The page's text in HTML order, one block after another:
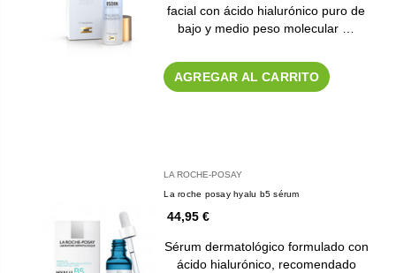
facial con ácido hialurónico puro de
bajo y medio peso molecular …
AGREGAR AL CARRITO
LA ROCHE-POSAY
La roche posay hyalu b5 sérum
44,95 €
Sérum dermatológico formulado con
ácido hialurónico, recomendado